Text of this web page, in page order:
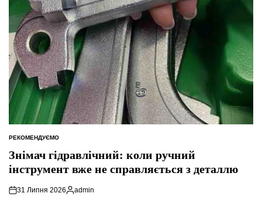
ОПУБЛІКУВАТИ
РЕКОМЕНДУЄМО
Знімач гідравлічний: коли ручний
інструмент вже не справляється з деталлю
31 Липня 2026
Опубліковано
admin